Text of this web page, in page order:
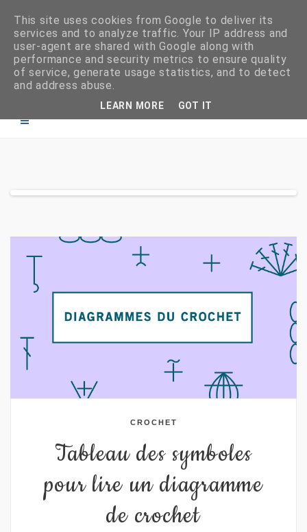
CROCHET
Tableau des symboles
pour lire un diagramme
de crochet
This site uses cookies from Google to deliver its
services and to analyze traffic. Your IP address and
user-agent are shared with Google along with
performance and security metrics to ensure quality
of service, generate usage statistics, and to detect
and address abuse.
LEARN MORE GOT IT